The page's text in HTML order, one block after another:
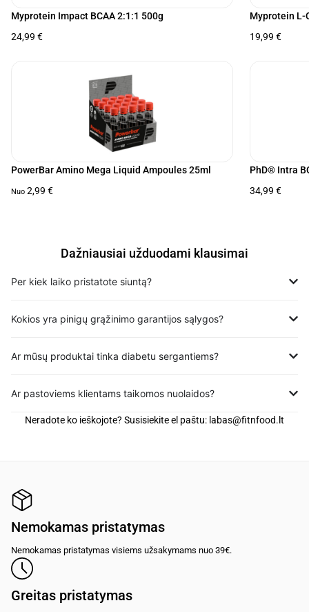
Myprotein Impact BCAA 2:1:1 500g
24,99 €
Myprotein L-
19,99 €
PowerBar Amino Mega Liquid Ampoules 25ml
Nuo 2,99 €
PhD® Intra
34,99 €
Dažniausiai užduodami klausimai
Per kiek laiko pristatote siuntą?
Kokios yra pinigų grąžinimo garantijos sąlygos?
Ar mūsų produktai tinka diabetu sergantiems?
Ar pastoviems klientams taikomos nuolaidos?
Neradote ko ieškojote? Susisiekite el paštu: labas@fitnfood.lt
Nemokamas pristatymas
Nemokamas pristatymas visiems užsakymams nuo 39€.
Greitas pristatymas